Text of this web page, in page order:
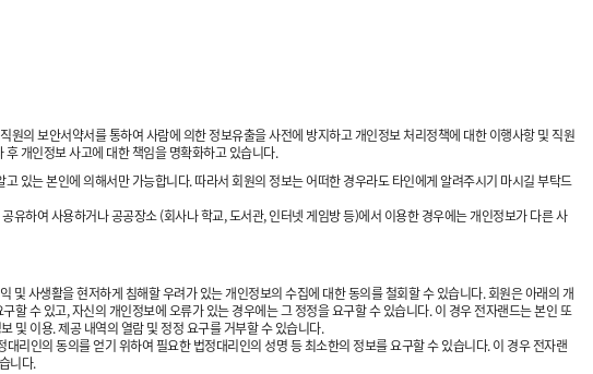
의 보안서약서를 통하여 사람에 의한 정보유출을 사전에 방지하고 개인정보 처리정책에 대한 이행사항 및 직원
개인정보 사고에 대한 책임을 명확화하고 있습니다.
있는 본인에 의해서만 가능합니다. 따라서 회원의 정보는 어떠한 경우라도 타인에게 알려주시기 마시길 부탁드
하여 사용하거나 공공장소 (회사나 학교, 도서관, 인터넷 게임방 등)에서 이용한 경우에는 개인정보가 다른 사
사생활을 현저하게 침해할 우려가 있는 개인정보의 수집에 대한 동의를 철회할 수 있습니다. 회원은 아래의 개
수 있고, 자신의 개인정보에 오류가 있는 경우에는 그 정정을 요구할 수 있습니다. 이 경우 전자랜드는 본인 또
및 이용. 제공 내역의 열람 및 정정 요구를 거부할 수 있습니다.
리인의 동의를 얻기 위하여 필요한 법정대리인의 성명 등 최소한의 정보를 요구할 수 있습니다. 이 경우 전자랜
니다.